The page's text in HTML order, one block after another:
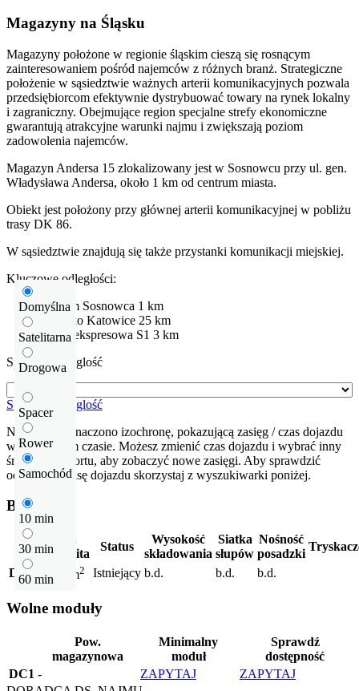
Magazyny na Śląsku
Magazyny położone w regionie śląskim cieszą się rosnącym
zainteresowaniem pośród najemców z różnych branż. Strategiczne
położenie w sąsiedztwie ważnych arterii komunikacyjnych pozwala
przedsiębiorcom efektywnie dystrybuować towary na rynek lokalny
i zagraniczny. Obejmujące region specjalne strefy ekonomiczne
gwarantują atrakcyjne warunki najmu i zwiększają poziom
zadowolenia najemców.
Magazyn Andersa 15 zlokalizowany jest w Sosnowcu przy ul. gen.
Władysława Andersa, około 1 km od centrum miasta.
Obiekt jest położony przy głównej arterii komunikacyjnej w pobliżu
trasy DK 86.
W sąsiedztwie znajdują się także przystanki komunikacji miejskiej.
Domyślna
Satelitarna
Drogowa
Spacer
Rower
Samochód
10 min
30 min
60 min
Kluczowe odległości:
centrum Sosnowca 1 km
Lotnisko Katowice 25 km
Droga ekspresowa S1 3 km
Sprawdź odleglość
Sprawdź odleglość
Na mapie zaznaczono izochronę, pokazującą zasięg / czas dojazdu
w określonym czasie. Możesz zmienić czas dojazdu i wybrać inny
środek transportu, aby zobaczyć nowe zasięgi. Aby sprawdzić
odłegłość i trasę dojazdu skorzystaj z wyszukiwarki poniżej.
Budynki
Pow.
całkowita
Status
Wysokość
składowania
Siatka
słupów
Nośność
posadzki
DC1 4 154 m2 Istniejący b.d. b.d. b.d.
Wolne moduły
Pow.
magazynowa
Minimalny
moduł
Sprawdź
dostępność
DC1 - ZAPYTAJ
ZAPYTAJ